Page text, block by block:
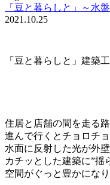
「豆と暮らしと」～水
2021.10.25
「豆と暮らしと」建築
住居と店舗の間を走る路
進んで行くとチョロチ
水面に反射した光が外
カチッとした建築に”揺
空間がぐっと豊かになり